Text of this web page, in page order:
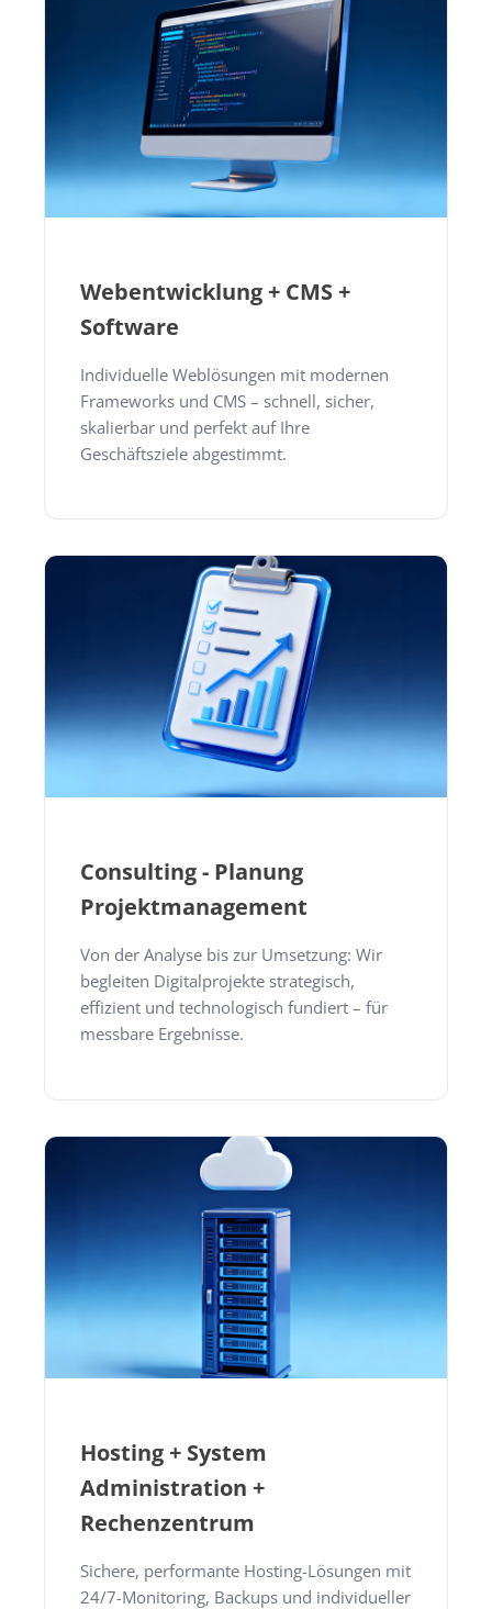
Webentwicklung + CMS +
Software
Individuelle Weblösungen mit modernen
Frameworks und CMS – schnell, sicher,
skalierbar und perfekt auf Ihre
Geschäftsziele abgestimmt.
Consulting - Planung
Projektmanagement
Von der Analyse bis zur Umsetzung: Wir
begleiten Digitalprojekte strategisch,
effizient und technologisch fundiert – für
messbare Ergebnisse.
Hosting + System
Administration +
Rechenzentrum
Sichere, performante Hosting-Lösungen mit
24/7-Monitoring, Backups und individueller